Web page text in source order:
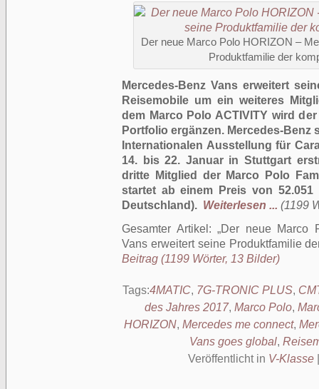
Der neue Marco Polo HORIZON –
Produktfamilie der
Mercedes-Benz Vans erweitert
Reisemobile um ein weiteres
dem Marco Polo ACTIVITY wird
Portfolio ergänzen. Mercedes-Benz
Internationalen Ausstellung für
14. bis 22. Januar in Stuttgart
dritte Mitglied der Marco Polo
startet ab einem Preis von
Deutschland). Weiterlesen ... (1199
Gesamter Artikel:
Der neue Marco
Vans erweitert seine Produktfamilie
Beitrag (1199 Wörter, 13 Bilder)
Tags:4MATIC, 7G-TRONIC PLUS,
des Jahres 2017, Marco Polo,
HORIZON, Mercedes me connect,
Vans goes global,
Veröffentlicht in V-Klasse